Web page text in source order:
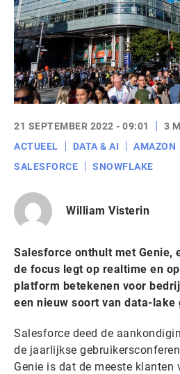
21 SEPTEMBER 2022 - 09:01
3
ACTUEEL
DATA & AI AMAZON
SALESFORCE
SNOWFLAKE
William Visterin
Salesforce onthult met Genie,
de focus legt op realtime en
platform betekenen voor
een nieuw soort van data-lake
Salesforce deed de
de jaarlijkse
Genie is dat de meeste klanten